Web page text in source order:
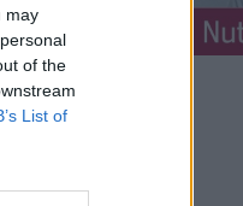
may
of the
List of